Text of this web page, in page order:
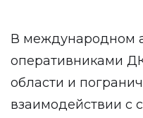
В международном
оперативниками
области и
взаимодействии с